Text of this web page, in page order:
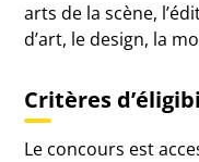
arts de la scène,
d’art, le design, la
Critères
Le concours est